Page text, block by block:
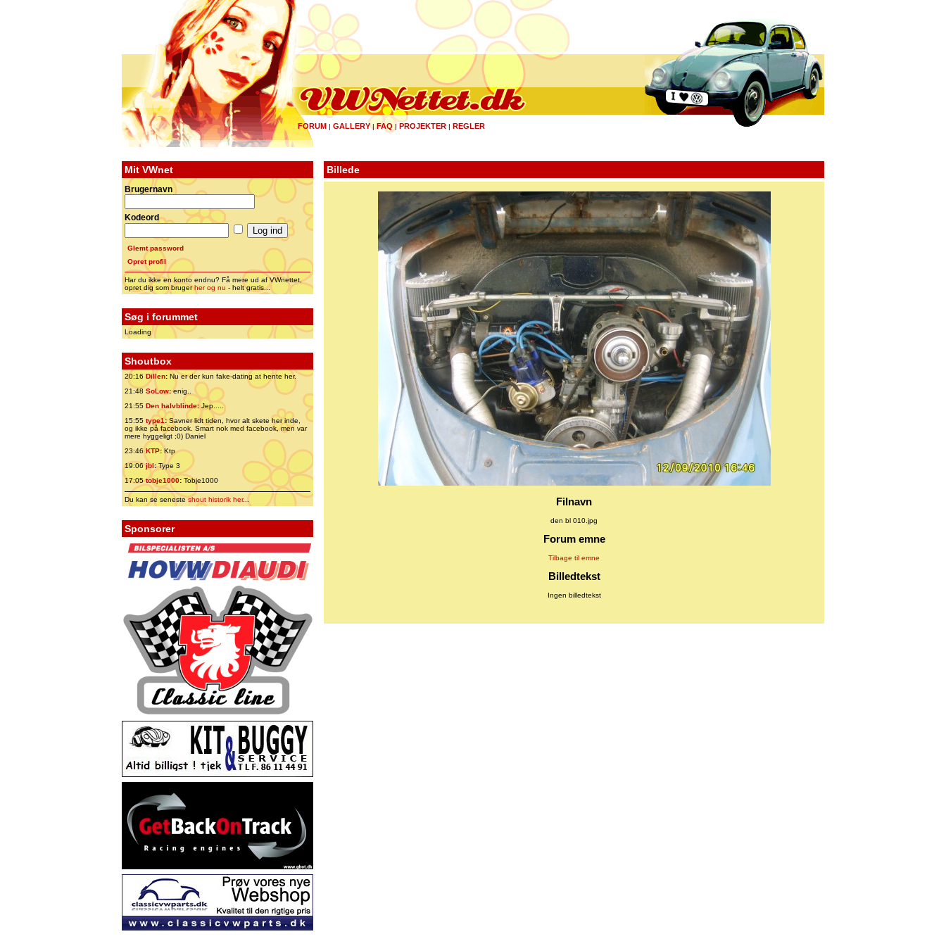
FORUM | GALLERY|FAQ | PROJEKTER | REGLER
Mit VWnet
Brugernavn
Kodeord
Glemt password
Opret profil
Har du ikke en konto endnu? Få mere ud af VWnettet,
opret dig som brugerher og nu - helt gratis...
Søg i forummet
Loading
Shoutbox
20:16 Dillen: Nu er der kun fake-dating at hente her.
21:48 SoLow:enig..
21:55 Den halvblinde:Jep.....
15:55 type1:Savner lidt tiden, hvor alt skete her inde,
og ikke på facebook. Smart nok med facebook, men var
mere hyggeligt ;0) Daniel
23:46 KTP:Ktp
19:06jbl:Type 3
17:05tobje1000: Tobje1000
Du kan se senesteshout historik her...
Sponsorer
Billede
Filnavn
den bl 010.jpg
Forum emne
Tilbage til emne
Billedtekst
Ingen billedtekst